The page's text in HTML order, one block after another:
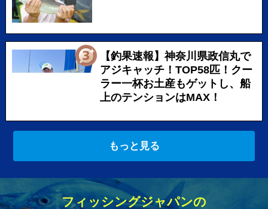
【釣果速報】神奈川県政信丸で
アジキャッチ！TOP58匹！クー
ラー一杯お土産もゲットし、船
上のテンションはMAX！
もっと見る
フィッシングジャパンの